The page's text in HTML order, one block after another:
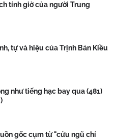
tính giờ của người Trung
tự và hiệu của Trịnh Bản Kiều
như tiếng hạc bay qua (481)
gốc cụm từ "cửu ngũ chí